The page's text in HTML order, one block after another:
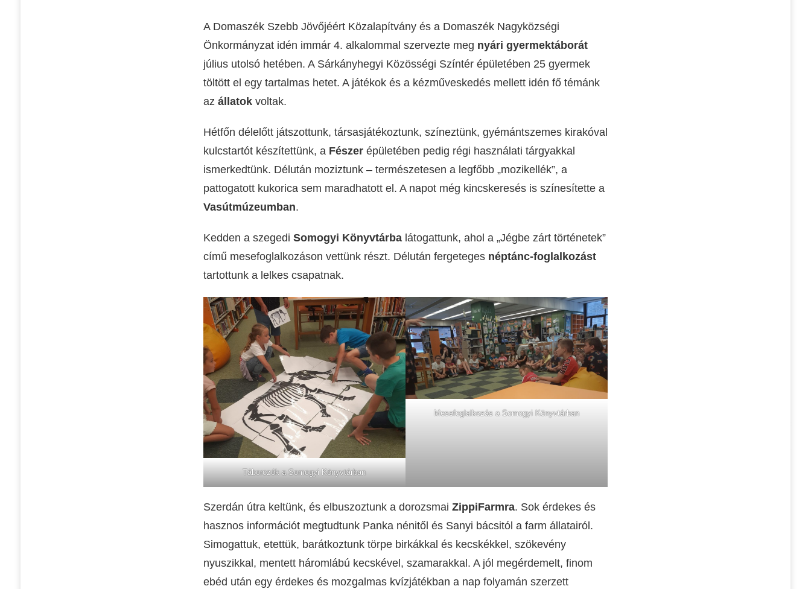
A Domaszék Szebb Jövőjéért Közalapítvány és a Domaszék Nagyközségi
Önkormányzat idén immár 4. alkalommal szervezte meg nyári gyermektáborát
július utolsó hetében. A Sárkányhegyi Közösségi Színtér épületében 25 gyermek
töltött el egy tartalmas hetet. A játékok és a kézműveskedés mellett idén fő témánk
az állatokvoltak.
Hétfőn délelőtt játszottunk, társasjátékoztunk, színeztünk, gyémántszemes kirakóval
kulcstartót készítettünk, a Fészerépületében pedig régi használati tárgyakkal
ismerkedtünk. Délután moziztunk – természetesen a legfőbb „mozikellék”, a
pattogatott kukorica sem maradhatott el. A napot még kincskeresés is színesítette a
Vasútmúzeumban.
Kedden a szegedi Somogyi Könyvtárbalátogattunk, ahol a „Jégbe zárt történetek”
című mesefoglalkozáson vettünk részt. Délután fergeteges néptánc-foglalkozást
tartottunk a lelkes csapatnak.
Táborozók a Somogyi Könyvtárban
Mesefoglalkozás a Somogyi Könyvtárban
Szerdán útra keltünk, és elbuszoztunk a dorozsmai ZippiFarmra. Sok érdekes és
hasznos információt megtudtunk Panka nénitől és Sanyi bácsitól a farm állatairól.
Simogattuk, etettük, barátkoztunk törpe birkákkal és kecskékkel, szökevény
nyuszikkal, mentett háromlábú kecskével, szamarakkal. A jól megérdemelt, finom
ebéd után egy érdekes és mozgalmas kvízjátékban a nap folyamán szerzett